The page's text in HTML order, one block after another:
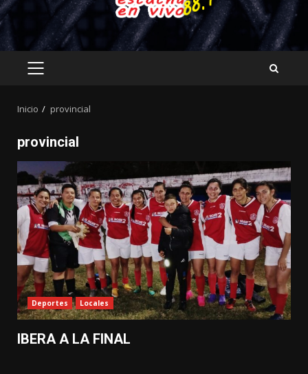
MENÚ
Inicio provincial
provincial
Deportes Locales
IBERA A LA FINAL